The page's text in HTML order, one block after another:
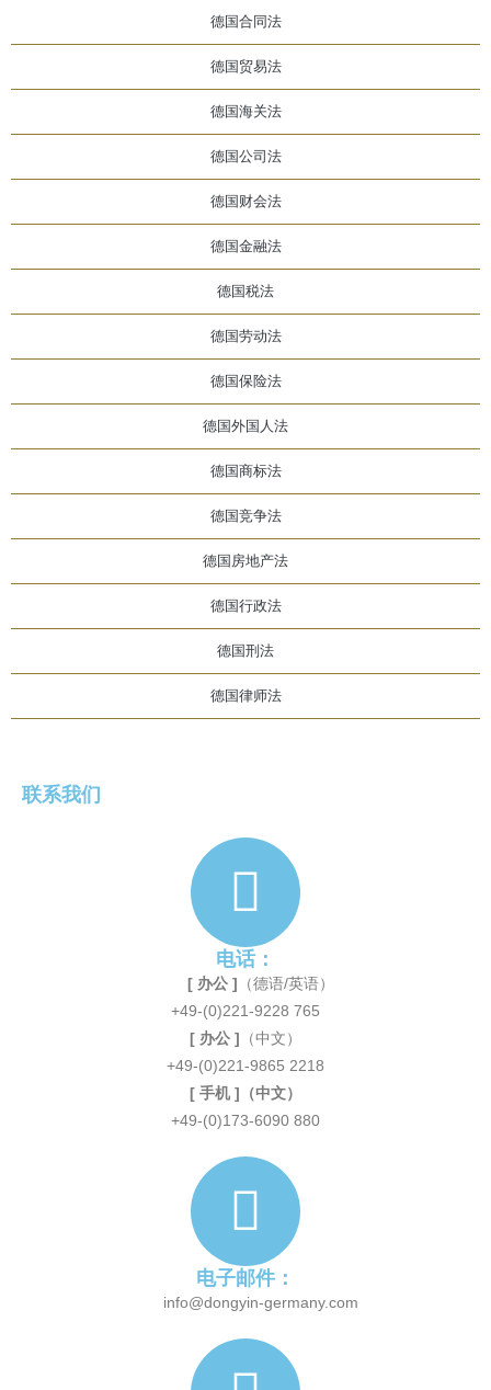
德国合同法
德国贸易法
德国海关法
德国公司法
德国财会法
德国金融法
德国税法
德国劳动法
德国保险法
德国外国人法
德国商标法
德国竞争法
德国房地产法
德国行政法
德国刑法
德国律师法
联系我们
电话：
[ 办公 ]
（德语/英语）
+49-(0)221-9228 765
[ 办公 ]
（中文）
+49-(0)221-9865 2218
[ 手机 ]（中文）
+49-(0)173-6090 880
电子邮件：
info@dongyin-germany.com